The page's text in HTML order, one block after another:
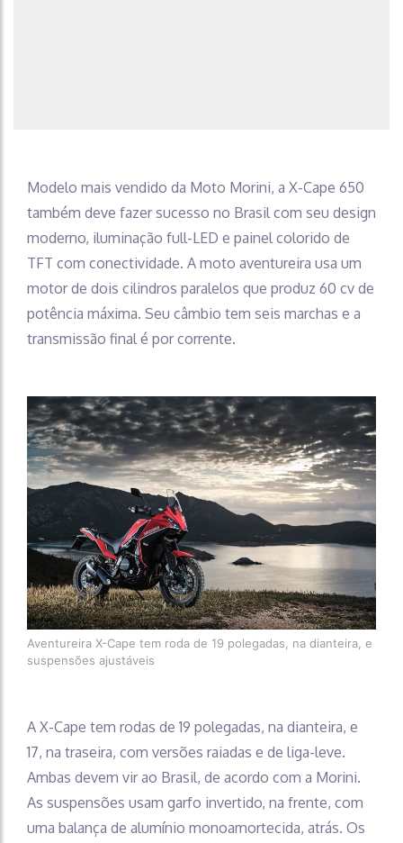
Modelo mais vendido da Moto Morini, a X-Cape 650
também deve fazer sucesso no Brasil com seu design
moderno, iluminação full-LED e painel colorido de
TFT com conectividade. A moto aventureira usa um
motor de dois cilindros paralelos que produz 60 cv de
potência máxima. Seu câmbio tem seis marchas e a
transmissão final é por corrente.
Aventureira X-Cape tem roda de 19 polegadas, na dianteira, e
suspensões ajustáveis
A X-Cape tem rodas de 19 polegadas, na dianteira, e
17, na traseira, com versões raiadas e de liga-leve.
Ambas devem vir ao Brasil, de acordo com a Morini.
As suspensões usam garfo invertido, na frente, com
uma balança de alumínio monoamortecida, atrás. Os